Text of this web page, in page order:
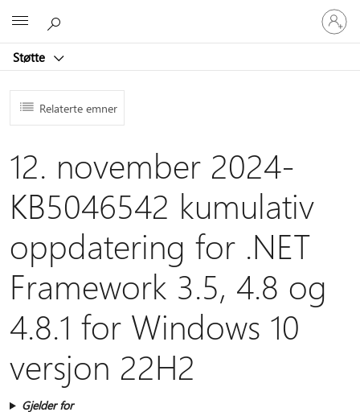
Støtte
Logg
på
kontoen
Relaterte emner
12. november 2024-
KB5046542 kumulativ
oppdatering for .NET
Framework 3.5, 4.8 og
4.8.1 for Windows 10
versjon 22H2
Gjelder for